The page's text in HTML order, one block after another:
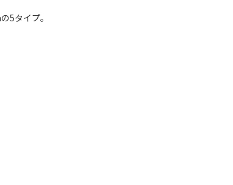
5タイプ。